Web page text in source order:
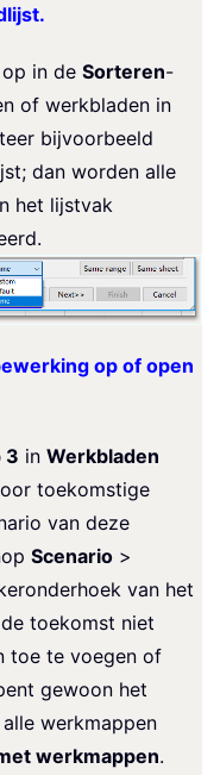
in de Sorteren-
of werkbladen in
bijvoorbeeld
dan worden alle
het lijstvak
op of open
3 in Werkbladen
toekomstige
van deze
Scenario >
van het
toekomst niet
toe te voegen of
gewoon het
werkmappen
werkmappen.